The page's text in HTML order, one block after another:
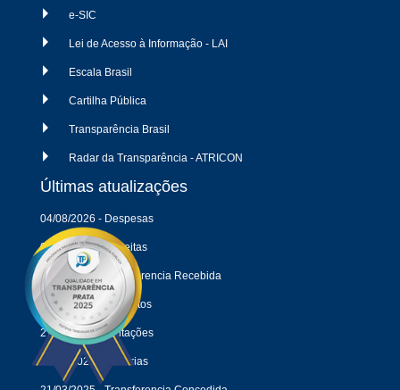
e-SIC
Lei de Acesso à Informação - LAI
Escala Brasil
Cartilha Pública
Transparência Brasil
Radar da Transparência - ATRICON
Últimas atualizações
04/08/2026 - Despesas
04/08/2026 - Receitas
04/08/2026 - Transferencia Recebida
27/07/2026 - Contratos
27/07/2026 - Licitações
02/12/2025 - Portarias